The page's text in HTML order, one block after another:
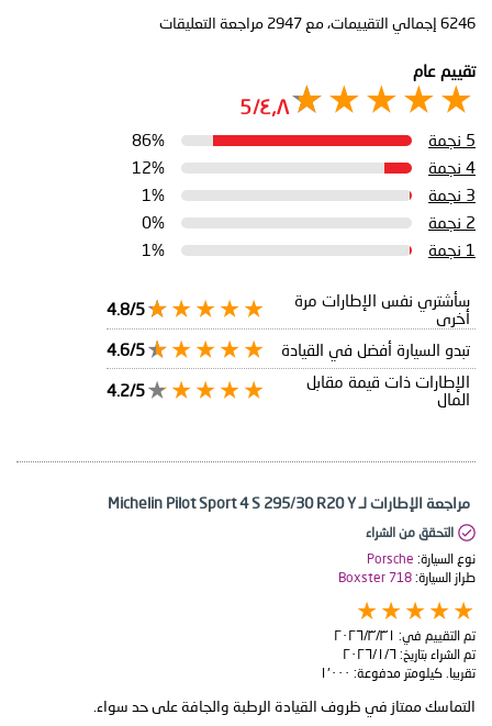
6246 إجمالي التقييمات، مع 2947 مراجعة التعليقات
تقييم عام
٤٫٨/5
5 نجمة
86%
4 نجمة
12%
3 نجمة
1%
2 نجمة
0%
1 نجمة
1%
سأشتري نفس الإطارات مرة
أخرى
4.8/5
تبدو السيارة أفضل في القيادة
4.6/5
الإطارات ذات قيمة مقابل
المال
4.2/5
مراجعة الإطارات لـ Michelin Pilot Sport 4 S 295/30 R20 Y
التحقق من الشراء
نوع السيارة: Porsche
طراز السيارة: Boxster 718
تم التقييم في: ٣١‏/٣‏/٢٠٢٦
تم الشراء بتاريخ: ٦‏/١‏/٢٠٢٦
تقريبا. كيلومتر مدفوعة: ١٬٠٠٠
التماسك ممتاز في ظروف القيادة الرطبة والجافة على حد سواء.